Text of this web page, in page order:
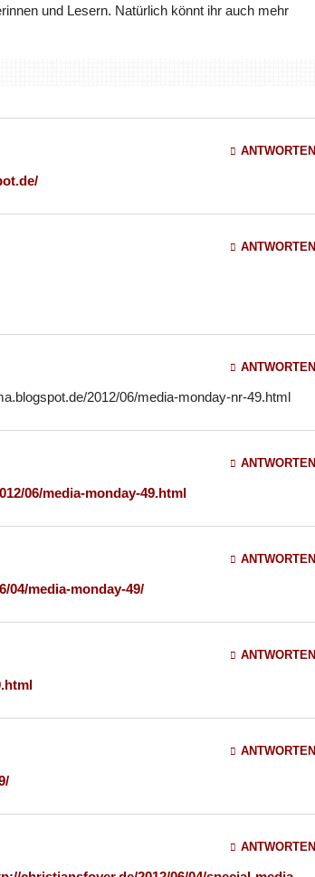
und Lesern. Natürlich könnt ihr auch mehr
ANTWORTEN
ANTWORTEN
ANTWORTEN
2012/06/media-monday-nr-49.html
ANTWORTEN
06/media-monday-49.html
ANTWORTEN
04/media-monday-49/
ANTWORTEN
ANTWORTEN
ANTWORTEN